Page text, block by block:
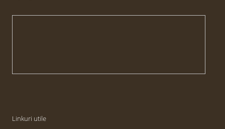
Linkuri utile